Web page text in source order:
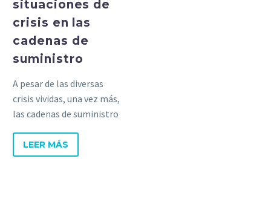
situaciones de
crisis en las
cadenas de
suministro
A pesar de las diversas
crisis vividas, una vez más,
las cadenas de suministro
preparadas para tales
disrupciones.
LEER MÁS